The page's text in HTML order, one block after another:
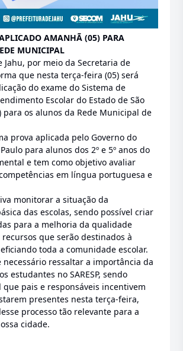
APLICADO AMANHÃ (05) PARA
MUNICIPAL
Jahu, por meio da Secretaria de
que nesta terça-feira (05) será
do exame do Sistema de
Escolar do Estado de São
para os alunos da Rede Municipal de
prova aplicada pelo Governo do
para alunos dos 2º e 5º anos do
e tem como objetivo avaliar
em língua portuguesa e
monitorar a situação da
das escolas, sendo possível criar
para a melhoria da qualidade
que serão destinados à
toda a comunidade escolar.
necessário ressaltar a importância da
estudantes no SARESP, sendo
pais e responsáveis incentivem
presentes nesta terça-feira,
processo tão relevante para a
cidade.